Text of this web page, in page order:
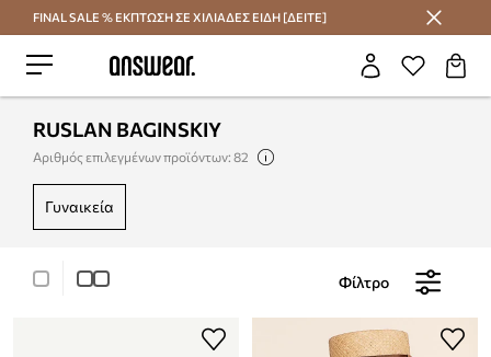
Εξοικονομήστε με το Answear Club
FINAL SALE % ΕΚΠΤΩΣΗ ΣΕ ΧΙΛΙΑΔΕΣ ΕΙΔΗ [ΔΕΙΤΕ]
RUSLAN BAGINSKIY
Αριθμός επιλεγμένων προϊόντων: 82
γυναικεία
Φίλτρο